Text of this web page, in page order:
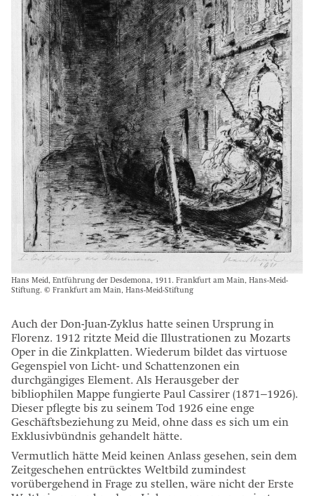
Hans Meid, Entführung der Desdemona, 1911. Frankfurt am Main, Hans-Meid-
Stiftung. © Frankfurt am Main, Hans-Meid-Stiftung
Auch der Don-Juan-Zyklus hatte seinen Ursprung in
Florenz. 1912 ritzte Meid die Illustrationen zu Mozarts
Oper in die Zinkplatten. Wiederum bildet das virtuose
Gegenspiel von Licht- und Schattenzonen ein
durchgängiges Element. Als Herausgeber der
bibliophilen Mappe fungierte Paul Cassirer (1871–1926).
Dieser pflegte bis zu seinem Tod 1926 eine enge
Geschäftsbeziehung zu Meid, ohne dass es sich um ein
Exklusivbündnis gehandelt hätte.
Vermutlich hätte Meid keinen Anlass gesehen, sein dem
Zeitgeschehen entrücktes Weltbild zumindest
vorübergehend in Frage zu stellen, wäre nicht der Erste